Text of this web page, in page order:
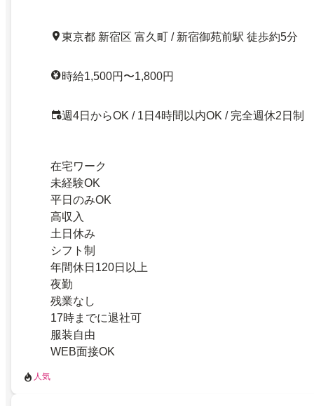
東京都 新宿区 富久町 / 新宿御苑前駅 徒歩約5分
時給1,500円〜1,800円
週4日からOK / 1日4時間以内OK / 完全週休2日制
在宅ワーク
未経験OK
平日のみOK
高収入
土日休み
シフト制
年間休日120日以上
夜勤
残業なし
17時までに退社可
服装自由
WEB面接OK
人気